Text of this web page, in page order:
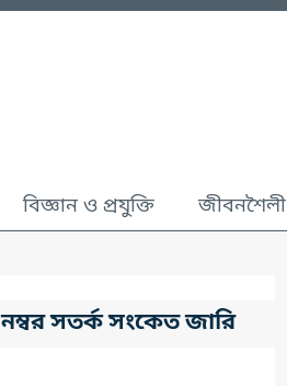
বিজ্ঞান ও প্রযুক্তি জীবনশৈলী
সতর্ক সংকেত জারি